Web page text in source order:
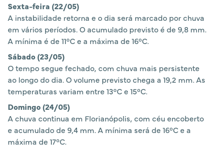
Sexta-feira (22/05)
A instabilidade retorna e o dia será marcado por chuva
em vários períodos. O acumulado previsto é de 9,8 mm.
A mínima é de 11°C e a máxima de 16°C.
Sábado (23/05)
O tempo segue fechado, com chuva mais persistente
ao longo do dia. O volume previsto chega a 19,2 mm. As
temperaturas variam entre 13°C e 15°C.
Domingo (24/05)
A chuva continua em Florianópolis, com céu encoberto
e acumulado de 9,4 mm. A mínima será de 16°C e a
máxima de 17°C.